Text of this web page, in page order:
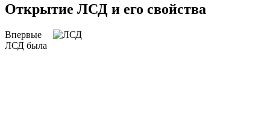
Открытие ЛСД и его свойства
Впервые
ЛСД была